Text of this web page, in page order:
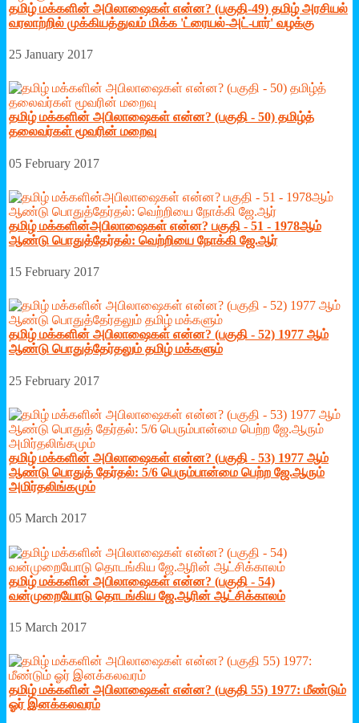
தமிழ் மக்களின் அபிலாஷைகள் என்ன? (பகுதி-49) தமிழ் அரசியல்
வரலாற்றில் முக்கியத்துவம் மிக்க 'ட்ரையல்-அட்-பார்' வழக்கு
25 January 2017
தமிழ் மக்களின் அபிலாஷைகள் என்ன? (பகுதி - 50) தமிழ்த்
தலைவர்கள் மூவரின் மறைவு
05 February 2017
தமிழ் மக்களின்அபிலாஷைகள் என்ன? பகுதி - 51 - 1978ஆம்
ஆண்டு பொதுத்தேர்தல்: வெற்றியை நோக்கி ஜே.ஆர்
15 February 2017
தமிழ் மக்களின் அபிலாஷைகள் என்ன? (பகுதி - 52) 1977 ஆம்
ஆண்டு பொதுத்தேர்தலும் தமிழ் மக்களும்
25 February 2017
தமிழ் மக்களின் அபிலாஷைகள் என்ன? (பகுதி - 53) 1977 ஆம்
ஆண்டு பொதுத் தேர்தல்: 5/6 பெரும்பான்மை பெற்ற ஜே.ஆரும்
அமிர்தலிங்கமும்
05 March 2017
தமிழ் மக்களின் அபிலாஷைகள் என்ன? (பகுதி - 54)
வன்முறையோடு தொடங்கிய ஜே.ஆரின் ஆட்சிக்காலம்
15 March 2017
தமிழ் மக்களின் அபிலாஷைகள் என்ன? (பகுதி 55) 1977: மீண்டும்
ஓர் இனக்கலவரம்